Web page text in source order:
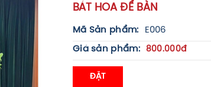
BÁT HOA ĐỂ BÀN
Mã Sản phẩm:
E006
Giá sản phẩm:
800.000đ
ĐẶT